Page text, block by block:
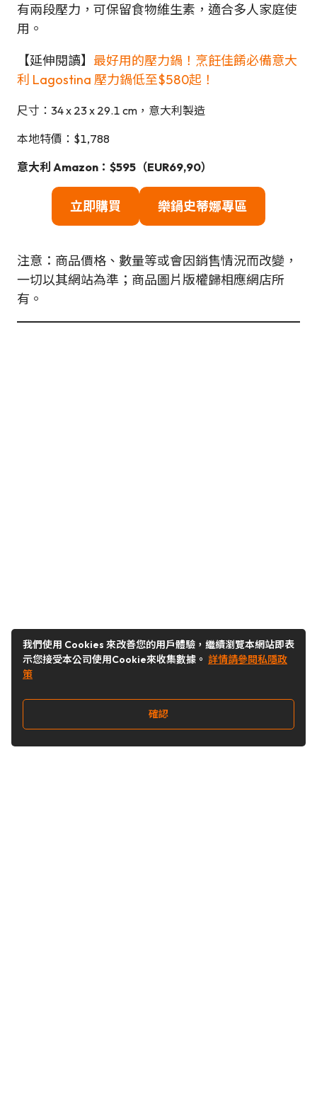
有兩段壓力，可保留食物維生素，適合多人家庭使
用。
【延伸閱讀】 最好用的壓力鍋！烹飪佳餚必備意大
利 Lagostina 壓力鍋低至$580起！
尺寸：34 x 23 x 29.1 cm，意大利製造
本地特價：$1,788
意大利 Amazon：$595（EUR69,90）
立即購買 樂鍋史蒂娜專區
注意：商品價格、數量等或會因銷售情況而改變，
一切以其網站為準；商品圖片版權歸相應網店所
有。
我們使用 Cookies 來改善您的用戶體驗，繼續瀏覽本網站即表
示您接受本公司使用Cookie來收集數據。 詳情請參閱私隱政
策
確認